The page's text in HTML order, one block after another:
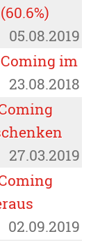
05.08.2019
im
23.08.2018
27.03.2019
02.09.2019